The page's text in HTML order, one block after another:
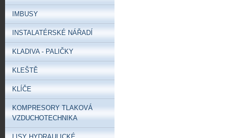
IMBUSY
INSTALATÉRSKÉ NÁŘADÍ
KLADIVA - PALIČKY
KLEŠTĚ
KLÍČE
KOMPRESORY TLAKOVÁ
VZDUCHOTECHNIKA